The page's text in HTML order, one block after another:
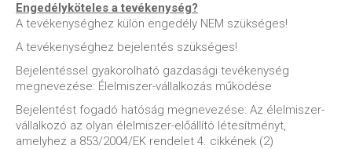
Engedélyköteles a tevékenység?
A tevékenységhez külön engedély NEM szükséges!
A tevékenységhez bejelentés szükséges!
Bejelentéssel gyakorolható gazdasági tevékenység
megnevezése: Élelmiszer-vállalkozás működése
Bejelentést fogadó hatóság megnevezése: Az élelmiszer-
vállalkozó az olyan élelmiszer-előállító létesítményt,
amelyhez a 853/2004/EK rendelet 4. cikkének (2)